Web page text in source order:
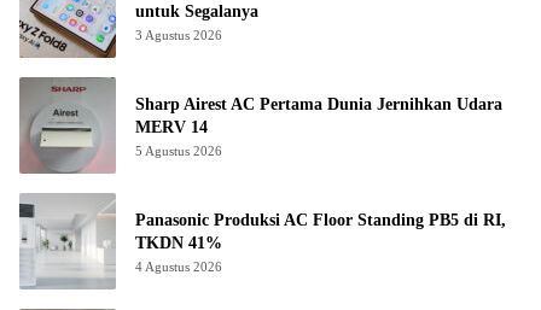
untuk Segalanya
3 Agustus 2026
Sharp Airest AC Pertama Dunia Jernihkan Udara
MERV 14
5 Agustus 2026
Panasonic Produksi AC Floor Standing PB5 di RI,
TKDN 41%
4 Agustus 2026